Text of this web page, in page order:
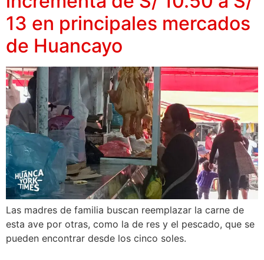
13 en principales mercados
de Huancayo
Las madres de familia buscan reemplazar la carne de
esta ave por otras, como la de res y el pescado, que se
pueden encontrar desde los cinco soles.